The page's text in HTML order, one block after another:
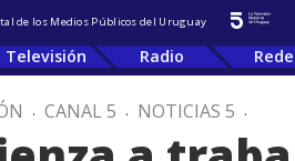
de los Medios Públicos del Uruguay
Televisión Radio
. CANAL 5 . NOTICIAS 5 .